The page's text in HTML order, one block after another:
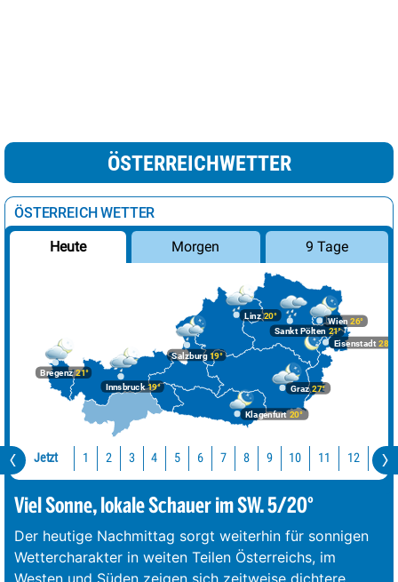
ÖSTERREICHWETTER
ÖSTERREICH WETTER
Heute Morgen 9 Tage
Bregenz21°
Graz27°
Innsbruck19°
Klagenfurt 20°
Linz20°
Salzburg19°
Wien 26°
Eisenstadt 28°
Sankt Pölten 21°
Jetzt 1 2 3 4 5 6 7 8 9 10 11 12 13
Viel Sonne, lokale Schauer im SW. 5/20°
Der heutige Nachmittag sorgt weiterhin für sonnigen
Wettercharakter in weiten Teilen Österreichs, im
Westen und Süden zeigen sich zeitweise dichtere